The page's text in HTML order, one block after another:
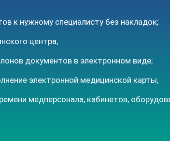
к нужному специалисту без накладок;
центра;
документов в электронном виде;
электронной медицинской карты;
медперсонала, кабинетов,